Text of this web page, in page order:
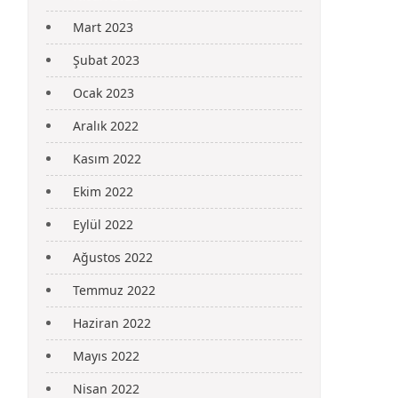
Mart 2023
Şubat 2023
Ocak 2023
Aralık 2022
Kasım 2022
Ekim 2022
Eylül 2022
Ağustos 2022
Temmuz 2022
Haziran 2022
Mayıs 2022
Nisan 2022